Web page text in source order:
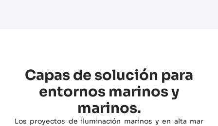
Capas de solución para
entornos marinos y
marinos.
Los proyectos de iluminación marinos y en alta mar